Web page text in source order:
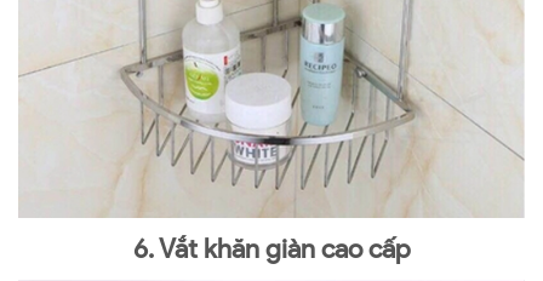
6. Vắt khăn giàn cao cấp